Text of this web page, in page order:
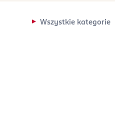
Wszystkie kategorie